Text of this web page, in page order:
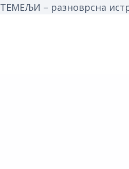
ТЕМЕЉИ – разноврсна